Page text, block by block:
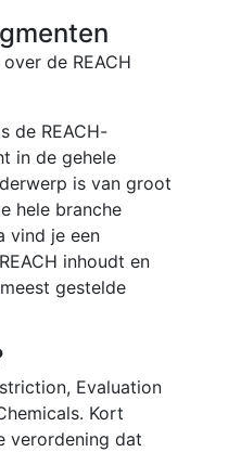
de REACH
de REACH-
in de gehele
is van groot
hele branche
vind je een
inhoudt en
gestelde
Evaluation
Kort
verordening dat